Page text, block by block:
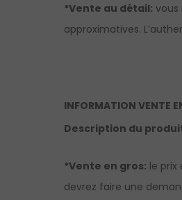
*Vente au détail: vous
approximatives.
INFORMATION VENTE
Description du
*Vente en gros: le prix
devrez faire une